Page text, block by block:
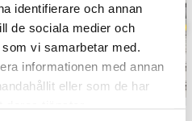
identifierare och annan
de sociala medier och
vi samarbetar med.
informationen med annan
eller som de har